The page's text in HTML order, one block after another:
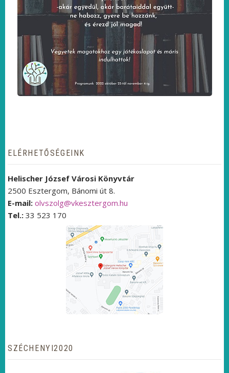
ELÉRHETŐSÉGEINK
Helischer József Városi Könyvtár
2500 Esztergom, Bánomi út 8.
E-mail: olvszolg@vkesztergom.hu
Tel.: 33 523 170
SZÉCHENYI2020